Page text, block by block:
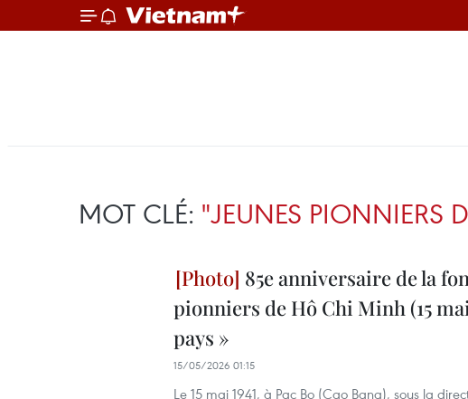
MOT CLÉ: "JEUNES PIONNIERS
85e anniversaire de la
pionniers de Hô Chi Minh (15
pays »
15/05/2026 01:15
Le 15 mai 1941, à Pac Bo (Cao Bang), sous la